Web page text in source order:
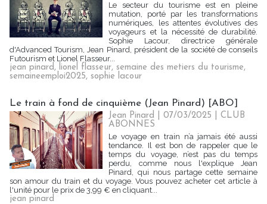
Le secteur du tourisme est en pleine
mutation, porté par les transformations
numériques, les attentes évolutives des
voyageurs et la nécessité de durabilité.
Sophie Lacour, directrice générale
d'Advanced Tourism, Jean Pinard, président de la société de conseils
Futourism et Lionel Flasseur...
jean pinard, lionel flasseur, semaine des metiers du tourisme,
semaineemploi2025, sophie lacour
Le train à fond de cinquième (Jean Pinard) [ABO]
Jean Pinard | 07/03/2025 |CLUB
ABONNES
Le voyage en train n’a jamais été aussi
tendance. Il est bon de rappeler que le
temps du voyage, n’est pas du temps
perdu, comme nous l'explique Jean
Pinard, qui nous partage cette semaine
son amour du train et du voyage. Vous pouvez acheter cet article à
l'unité pour le prix de 3,99 € en cliquant...
jean pinard